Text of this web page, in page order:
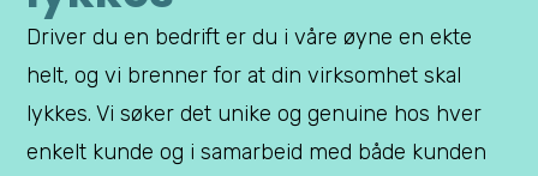
Driver du en bedrift er du i våre øyne en ekte
helt, og vi brenner for at din virksomhet skal
lykkes. Vi søker det unike og genuine hos hver
enkelt kunde og i samarbeid med både kunden